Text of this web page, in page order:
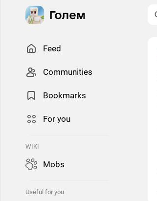
Feed
Сommunities
Bookmarks
For you
WIKI
Mobs
Useful for you